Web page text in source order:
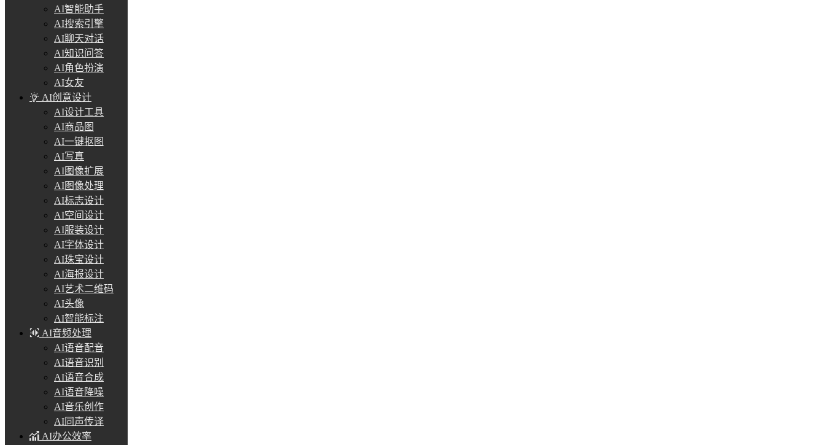
AI智能助手
AI搜索引擎
AI聊天对话
AI知识问答
AI角色扮演
AI女友
AI创意设计
AI设计工具
AI商品图
AI一键抠图
AI写真
AI图像扩展
AI图像处理
AI标志设计
AI空间设计
AI服装设计
AI字体设计
AI珠宝设计
AI海报设计
AI艺术二维码
AI头像
AI智能标注
AI音频处理
AI语音配音
AI语音识别
AI语音合成
AI语音降噪
AI音乐创作
AI同声传译
AI办公效率